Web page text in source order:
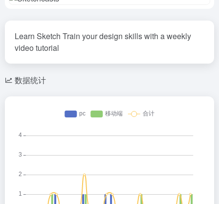
Learn Sketch Train your design skills with a weekly
video tutorial
数据统计